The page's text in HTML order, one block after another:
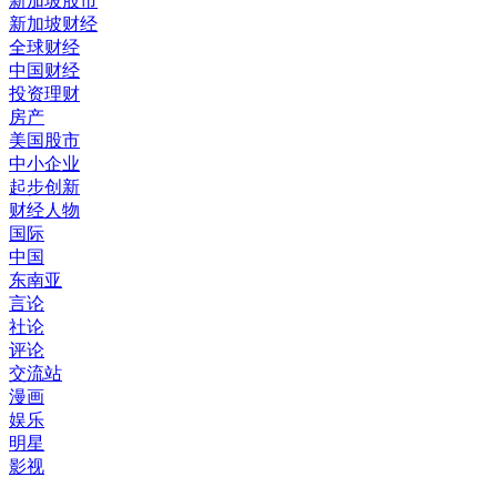
新加坡财经
全球财经
中国财经
投资理财
房产
美国股市
中小企业
起步创新
财经人物
国际
中国
东南亚
言论
社论
评论
交流站
漫画
娱乐
明星
影视